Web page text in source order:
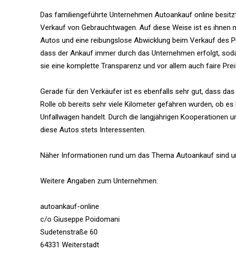
Das familiengeführte Unternehmen Autoankauf online
Verkauf von Gebrauchtwagen. Auf diese Weise ist es
Autos und eine reibungslose Abwicklung beim Verkauf des
dass der Ankauf immer durch das Unternehmen erfolgt,
sie eine komplette Transparenz und vor allem auch faire
Gerade für den Verkäufer ist es ebenfalls sehr gut, dass
Rolle ob bereits sehr viele Kilometer gefahren wurden, ob
Unfallwagen handelt. Durch die langjährigen
diese Autos stets Interessenten.
Näher Informationen rund um das Thema Autoankauf sind
Weitere Angaben zum Unternehmen:
autoankauf-online
c/o Giuseppe Poidomani
Sudetenstraße 60
64331 Weiterstadt